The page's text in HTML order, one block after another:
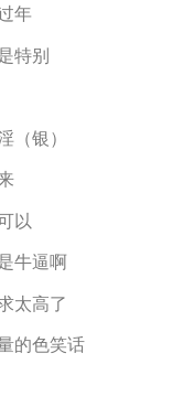
年
特别
（银）
以
牛逼啊
太高了
的色笑话